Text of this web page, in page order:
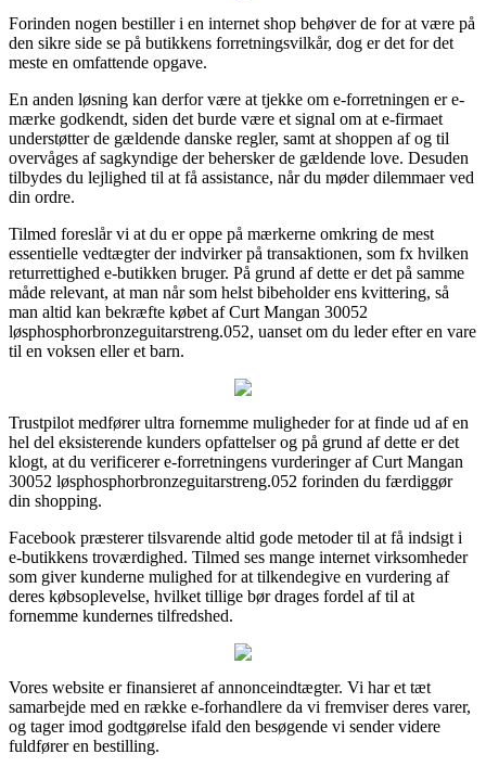
Forinden nogen bestiller i en internet shop behøver de for at være på
den sikre side se på butikkens forretningsvilkår, dog er det for det
meste en omfattende opgave.
En anden løsning kan derfor være at tjekke om e-forretningen er e-
mærke godkendt, siden det burde være et signal om at e-firmaet
understøtter de gældende danske regler, samt at shoppen af og til
overvåges af sagkyndige der behersker de gældende love. Desuden
tilbydes du lejlighed til at få assistance, når du møder dilemmaer ved
din ordre.
Tilmed foreslår vi at du er oppe på mærkerne omkring de mest
essentielle vedtægter der indvirker på transaktionen, som fx hvilken
returrettighed e-butikken bruger. På grund af dette er det på samme
måde relevant, at man når som helst bibeholder ens kvittering, så
man altid kan bekræfte købet af Curt Mangan 30052
løsphosphorbronzeguitarstreng.052, uanset om du leder efter en vare
til en voksen eller et barn.
Trustpilot medfører ultra fornemme muligheder for at finde ud af en
hel del eksisterende kunders opfattelser og på grund af dette er det
klogt, at du verificerer e-forretningens vurderinger af Curt Mangan
30052 løsphosphorbronzeguitarstreng.052 forinden du færdiggør
din shopping.
Facebook præsterer tilsvarende altid gode metoder til at få indsigt i
e-butikkens troværdighed. Tilmed ses mange internet virksomheder
som giver kunderne mulighed for at tilkendegive en vurdering af
deres købsoplevelse, hvilket tillige bør drages fordel af til at
fornemme kundernes tilfredshed.
Vores website er finansieret af annonceindtægter. Vi har et tæt
samarbejde med en række e-forhandlere da vi fremviser deres varer,
og tager imod godtgørelse ifald den besøgende vi sender videre
fuldfører en bestilling.